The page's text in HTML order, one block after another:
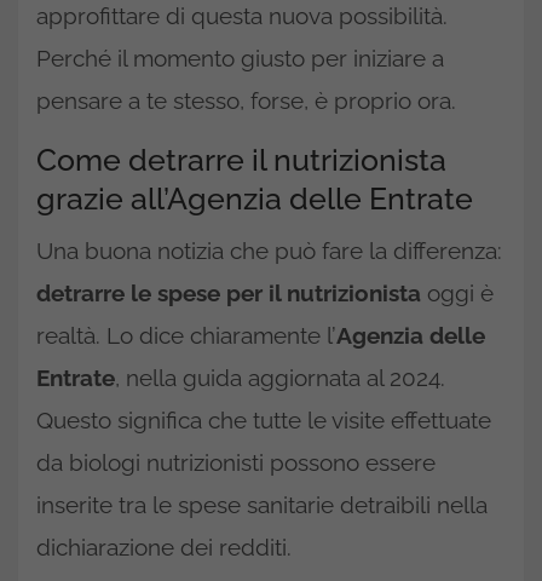
approfittare di questa nuova possibilità.
Perché il momento giusto per iniziare a
pensare a te stesso, forse, è proprio ora.
Come detrarre il nutrizionista
grazie all’Agenzia delle Entrate
Una buona notizia che può fare la differenza:
detrarre le spese per il nutrizionista oggi è
realtà. Lo dice chiaramente l’Agenzia delle
Entrate, nella guida aggiornata al 2024.
Questo significa che tutte le visite effettuate
da biologi nutrizionisti possono essere
inserite tra le spese sanitarie detraibili nella
dichiarazione dei redditi.